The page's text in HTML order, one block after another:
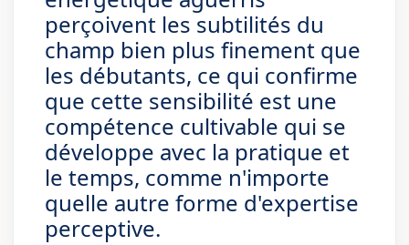
perçoivent les subtilités du
champ bien plus finement que
les débutants, ce qui confirme
que cette sensibilité est une
compétence cultivable qui se
développe avec la pratique et
le temps, comme n'importe
quelle autre forme d'expertise
perceptive.